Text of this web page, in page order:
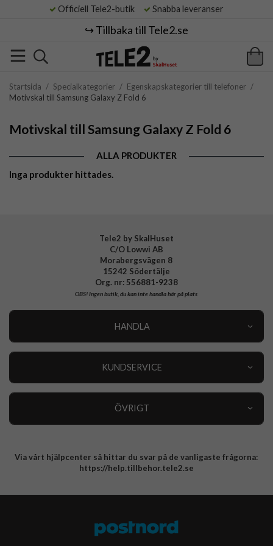
Officiell Tele2-butik Snabba leveranser
↪️ Tillbaka till Tele2.se
Startsida / Specialkategorier / Egenskapskategorier till telefoner /
Motivskal till Samsung Galaxy Z Fold 6
Motivskal till Samsung Galaxy Z Fold 6
ALLA PRODUKTER
Inga produkter hittades.
Tele2 by SkalHuset
C/O Lowwi AB
Morabergsvägen 8
15242 Södertälje
Org. nr: 556881-9238
OBS!Ingen butik, du kan inte handla här på plats
HANDLA
KUNDSERVICE
ÖVRIGT
Integritetspolicy
Via vårt hjälpcenter så hittar du svar på de vanligaste frågorna:
https://help.tillbehor.tele2.se